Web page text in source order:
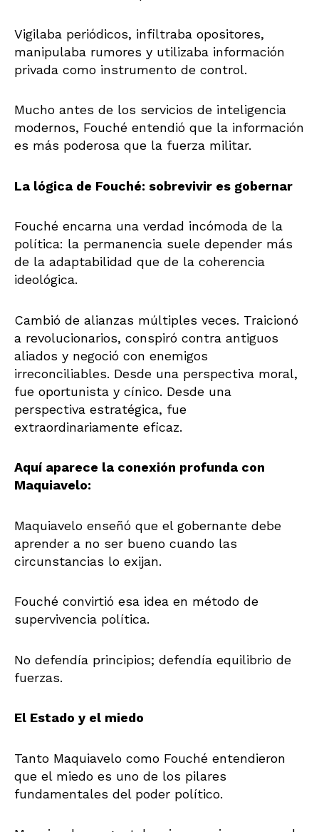
Vigilaba periódicos, infiltraba opositores,
manipulaba rumores y utilizaba información
privada como instrumento de control.
Mucho antes de los servicios de inteligencia
modernos, Fouché entendió que la información
es más poderosa que la fuerza militar.
La lógica de Fouché: sobrevivir es gobernar
Fouché encarna una verdad incómoda de la
política: la permanencia suele depender más
de la adaptabilidad que de la coherencia
ideológica.
Cambió de alianzas múltiples veces. Traicionó
a revolucionarios, conspiró contra antiguos
aliados y negoció con enemigos
irreconciliables. Desde una perspectiva moral,
fue oportunista y cínico. Desde una
perspectiva estratégica, fue
extraordinariamente eficaz.
Aquí aparece la conexión profunda con
Maquiavelo:
Maquiavelo enseñó que el gobernante debe
aprender a no ser bueno cuando las
circunstancias lo exijan.
Fouché convirtió esa idea en método de
supervivencia política.
No defendía principios; defendía equilibrio de
fuerzas.
El Estado y el miedo
Tanto Maquiavelo como Fouché entendieron
que el miedo es uno de los pilares
fundamentales del poder político.